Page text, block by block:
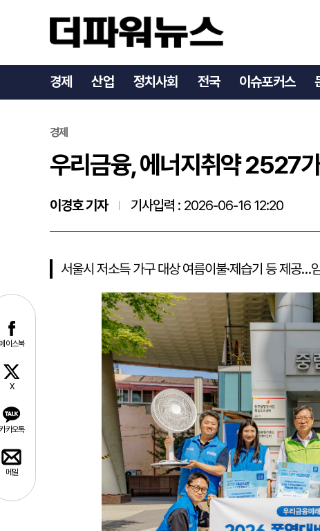
경제 산업 정치사회 전국 이슈포커스
우리금융, 에너지취약 2527
이스북
X
카오톡
메일
경제
우리금융, 에너지취약 2527
이경호 기자 기사입력 : 2026-06-16 12:20
서울시 저소득 가구 대상 여름이불·제습기 등 제공…